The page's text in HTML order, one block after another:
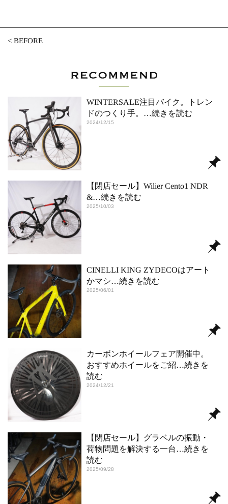
<BEFORE
WINTERSALE注目バイク。トレン
ドのつくり手。 …続きを読む
2024/12/15
【閉店セール】Wilier Cento1 NDR
&…続きを読む
2025/10/03
CINELLI KING ZYDECOはアート
かマシ…続きを読む
2025/06/01
カーボンホイールフェア開催中。
おすすめホイールをご紹…続きを
読む
2024/12/21
【閉店セール】グラベルの振動・
荷物問題を解決する一台 …続きを
読む
2025/09/28